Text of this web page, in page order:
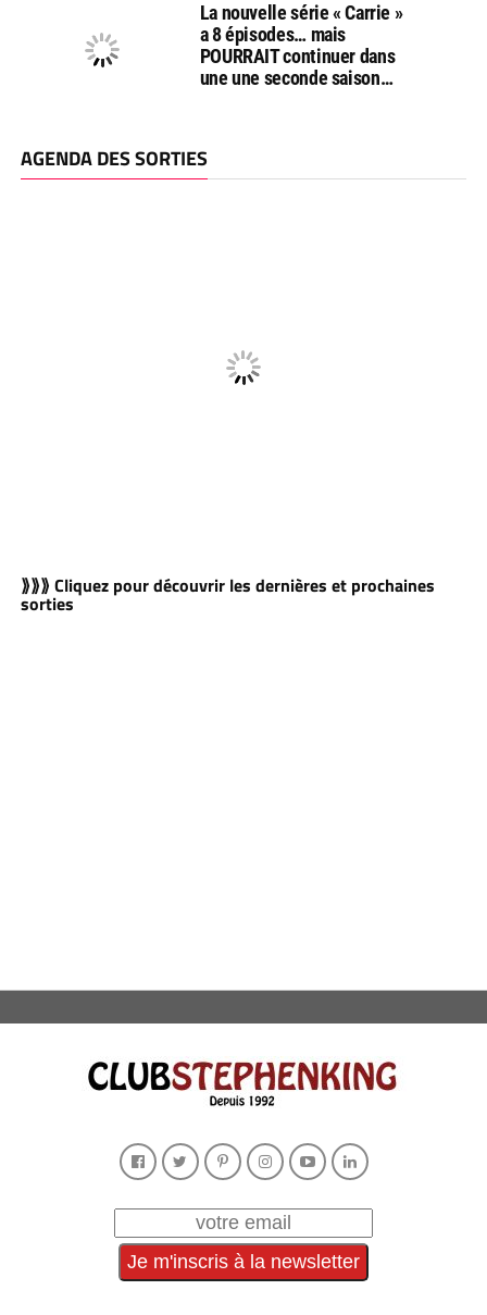
La nouvelle série « Carrie »
a 8 épisodes… mais
POURRAIT continuer dans
une une seconde saison…
AGENDA DES SORTIES
⟫⟫⟫ Cliquez pour découvrir les dernières et prochaines
sorties